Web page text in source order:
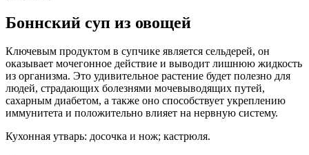
Боннский суп из овощей
Ключевым продуктом в супчике является сельдерей, он
оказывает мочегонное действие и выводит лишнюю жидкость
из организма. Это удивительное растение будет полезно для
людей, страдающих болезнями мочевыводящих путей,
сахарным диабетом, а также оно способствует укреплению
иммунитета и положительно влияет на нервную систему.
Кухонная утварь: досочка и нож; кастрюля.